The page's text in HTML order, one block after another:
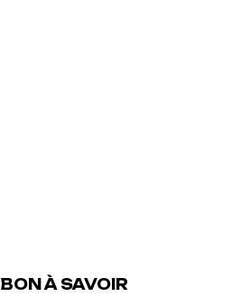
BON À SAVOIR